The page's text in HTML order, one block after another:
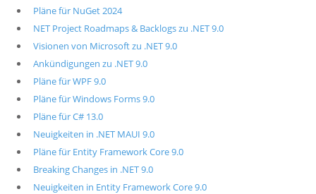
Pläne für NuGet 2024
NET Project Roadmaps & Backlogs zu .NET 9.0
Visionen von Microsoft zu .NET 9.0
Ankündigungen zu .NET 9.0
Pläne für WPF 9.0
Pläne für Windows Forms 9.0
Pläne für C# 13.0
Neuigkeiten in .NET MAUI 9.0
Pläne für Entity Framework Core 9.0
Breaking Changes in .NET 9.0
Neuigkeiten in Entity Framework Core 9.0